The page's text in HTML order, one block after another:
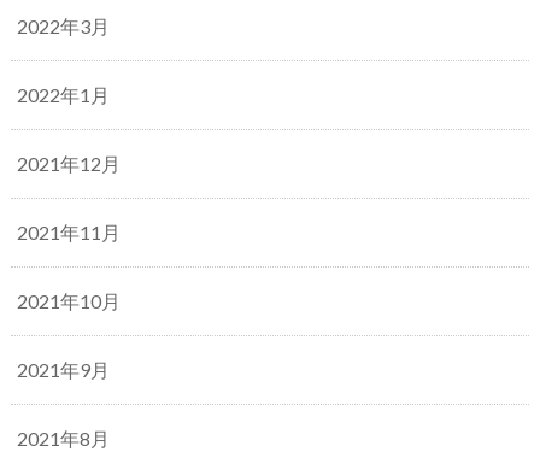
2022年3月
2022年1月
2021年12月
2021年11月
2021年10月
2021年9月
2021年8月